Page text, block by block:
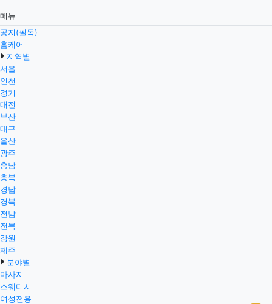
메뉴
공지(필독)
홈케어
지역별
서울
인천
경기
대전
부산
대구
울산
광주
충남
충북
경남
경북
전남
전북
강원
제주
분야별
마사지
스웨디시
여성전용